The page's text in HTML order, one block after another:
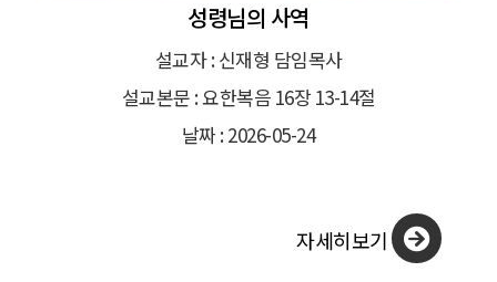
성령님의 사역
설교자 : 신재형 담임목사
설교본문 : 요한복음 16장 13-14절
날짜 : 2026-05-24
자세히보기